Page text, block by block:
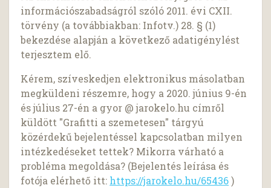
információszabadságról szóló 2011. évi CXII.
törvény (a továbbiakban: Infotv.) 28. § (1)
bekezdése alapján a következő adatigénylést
terjesztem elő.
Kérem, szíveskedjen elektronikus másolatban
megküldeni részemre, hogy a 2020. június 9-én
és július 27-én a gyor @ jarokelo.hu címről
küldött "Grafitti a szemetesen" tárgyú
közérdekű bejelentéssel kapcsolatban milyen
intézkedéseket tettek? Mikorra várható a
probléma megoldása? (Bejelentés leírása és
fotója elérhető itt: https://jarokelo.hu/65436)